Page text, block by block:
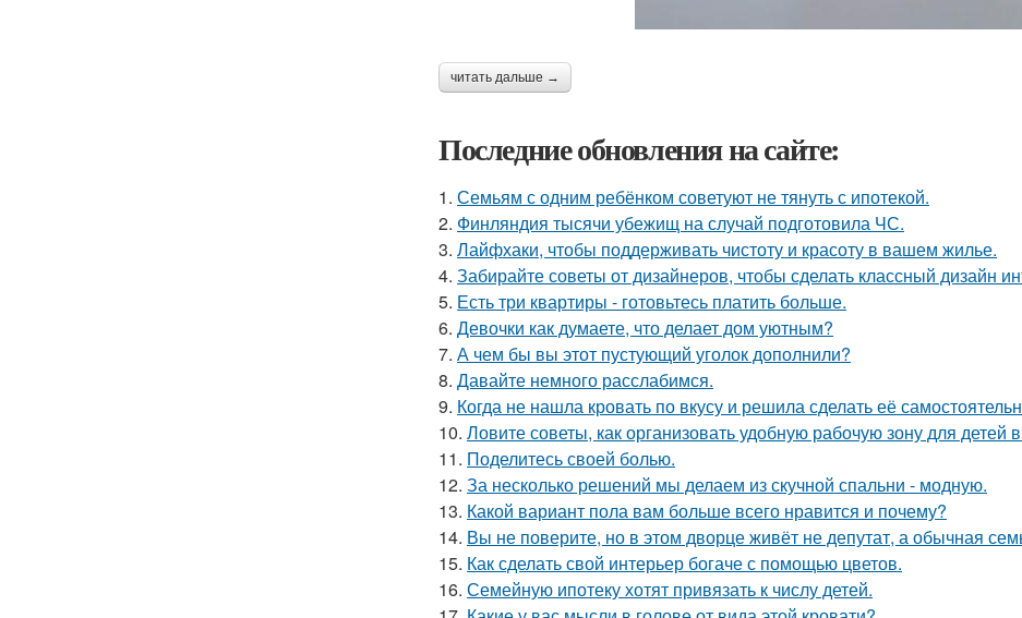
читать дальше →
Последние обновления на сайте:
1. Семьям с одним ребёнком советуют не тянуть с ипотекой.
2. Финляндия тысячи убежищ на случай подготовила ЧС.
3. Лайфхаки, чтобы поддерживать чистоту и красоту в вашем жилье.
4. Забирайте советы от дизайнеров, чтобы сделать классный дизайн
5. Есть три квартиры - готовьтесь платить больше.
6. Девочки как думаете, что делает дом уютным?
7. А чем бы вы этот пустующий уголок дополнили?
8. Давайте немного расслабимся.
9. Когда не нашла кровать по вкусу и решила сделать её
10. Ловите советы, как организовать удобную рабочую зону для детей
11. Поделитесь своей болью.
12. За несколько решений мы делаем из скучной спальни - модную.
13. Какой вариант пола вам больше всего нравится и почему?
14. Вы не поверите, но в этом дворце живёт не депутат, а обычная
15. Как сделать свой интерьер богаче с помощью цветов.
16. Семейную ипотеку хотят привязать к числу детей.